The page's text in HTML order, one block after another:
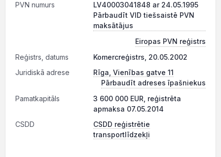
PVN numurs
LV40003041848 ar 24.05.1995
Pārbaudīt VID tiešsaistē PVN
maksātājus
Eiropas PVN reģistrs
Reģistrs, datums
Komercreģistrs, 20.05.2002
Juridiskā adrese
Rīga, Vienības gatve 11
Pārbaudīt adreses īpašniekus
Pamatkapitāls
3 600 000 EUR, reģistrēta
apmaksa 07.05.2014
CSDD
CSDD reģistrētie
transportlīdzekļi